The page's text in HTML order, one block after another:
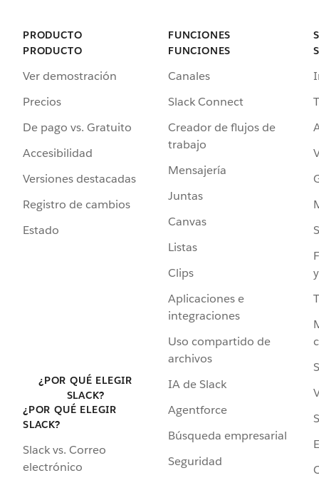
PRODUCTO
PRODUCTO
Ver demostración
Precios
De pago vs. Gratuito
Accesibilidad
Versiones destacadas
Registro de cambios
Estado
¿POR QUÉ ELEGIR
SLACK?
¿POR QUÉ ELEGIR
SLACK?
Slack vs. Correo
electrónico
FUNCIONES
FUNCIONES
Canales
Slack Connect
Creador de flujos de
trabajo
Mensajería
Juntas
Canvas
Listas
Clips
Aplicaciones e
integraciones
Uso compartido de
archivos
IA de Slack
Agentforce
Búsqueda empresarial
Seguridad